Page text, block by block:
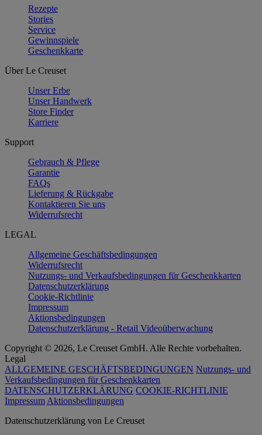
Rezepte
Stories
Service
Gewinnspiele
Geschenkkarte
Über Le Creuset
Unser Erbe
Unser Handwerk
Store Finder
Karriere
Support
Gebrauch & Pflege
Garantie
FAQs
Lieferung & Rückgabe
Kontaktieren Sie uns
Widerrufsrecht
LEGAL
Allgemeine Geschäftsbedingungen
Widerrufsrecht
Nutzungs- und Verkaufsbedingungen für Geschenkkarten
Datenschutzerklärung
Cookie-Richtlinie
Impressum
Aktionsbedingungen
Datenschutzerklärung - Retail Videoüberwachung
Copyright © 2026, Le Creuset GmbH. Alle Rechte vorbehalten.
Legal
ALLGEMEINE GESCHÄFTSBEDINGUNGEN Nutzungs- und
Verkaufsbedingungen für Geschenkkarten
DATENSCHUTZERKLÄRUNG COOKIE-RICHTLINIE
Impressum Aktionsbedingungen
Datenschutz­erklärung von Le Creuset